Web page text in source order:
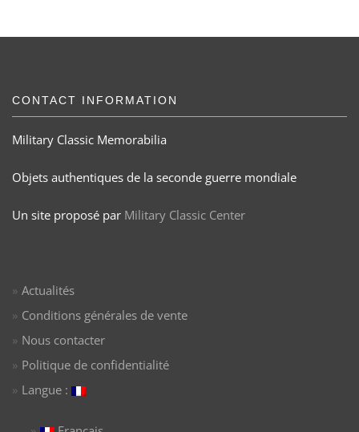
CONTACT INFORMATION
Military Classic Memorabilia
Objets authentiques de la seconde guerre mondiale
Un site proposé par Military Classic Center
Actualités
Conditions générales de vente
Nous contacter
Politique de confidentialité
Langue :